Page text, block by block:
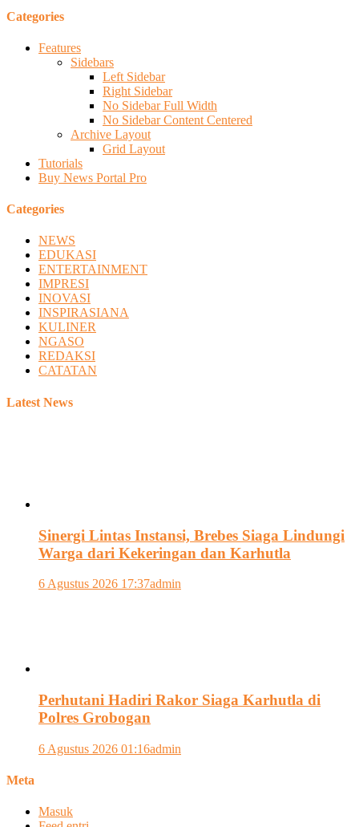
Categories
Features
Sidebars
Left Sidebar
Right Sidebar
No Sidebar Full Width
No Sidebar Content Centered
Archive Layout
Grid Layout
Tutorials
Buy News Portal Pro
Categories
NEWS
EDUKASI
ENTERTAINMENT
IMPRESI
INOVASI
INSPIRASIANA
KULINER
NGASO
REDAKSI
CATATAN
Latest News
Sinergi Lintas Instansi, Brebes Siaga Lindungi
Warga dari Kekeringan dan Karhutla
6 Agustus 2026 17:37admin
Perhutani Hadiri Rakor Siaga Karhutla di
Polres Grobogan
6 Agustus 2026 01:16admin
Meta
Masuk